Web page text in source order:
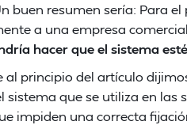
buen resumen sería: Para
a una empresa
hacer que el sistema
al principio del artículo
sistema que se utiliza en
impiden una correcta